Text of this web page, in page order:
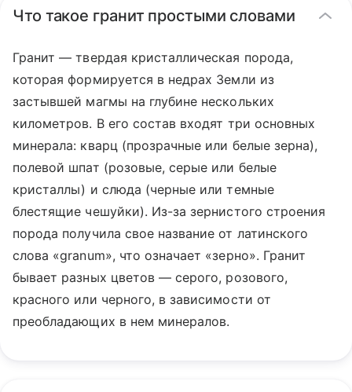
Что такое гранит простыми словами
Гранит — твердая кристаллическая порода,
которая формируется в недрах Земли из
застывшей магмы на глубине нескольких
километров. В его состав входят три основных
минерала: кварц (прозрачные или белые зерна),
полевой шпат (розовые, серые или белые
кристаллы) и слюда (черные или темные
блестящие чешуйки). Из-за зернистого строения
порода получила свое название от латинского
слова «granum», что означает «зерно». Гранит
бывает разных цветов — серого, розового,
красного или черного, в зависимости от
преобладающих в нем минералов.